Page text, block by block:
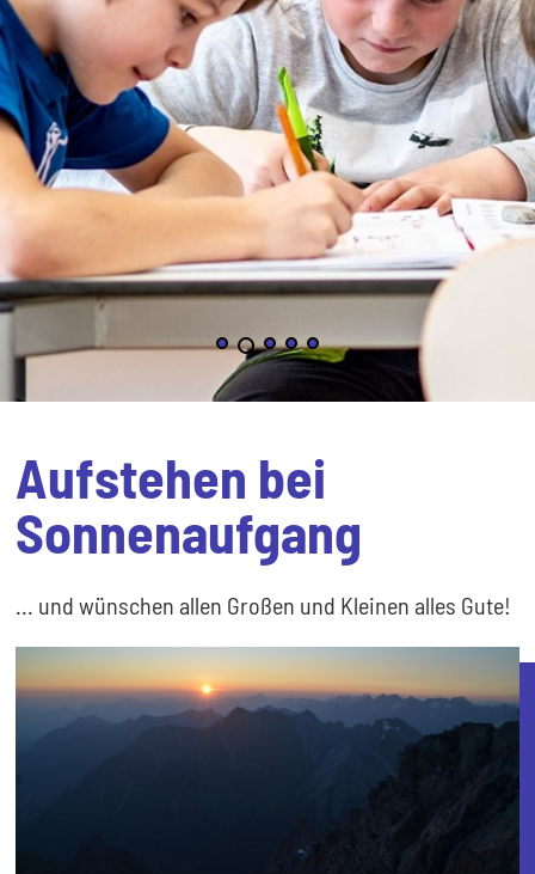
Aufstehen bei
Sonnenaufgang
... und wünschen allen Großen und Kleinen alles Gute!